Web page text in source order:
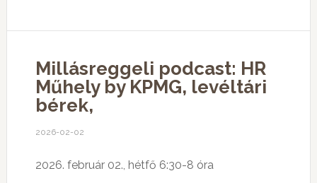
Millásreggeli podcast: HR
Műhely by KPMG, levéltári
bérek,
2026-02-02
2026. február 02., hétfő 6:30-8 óra